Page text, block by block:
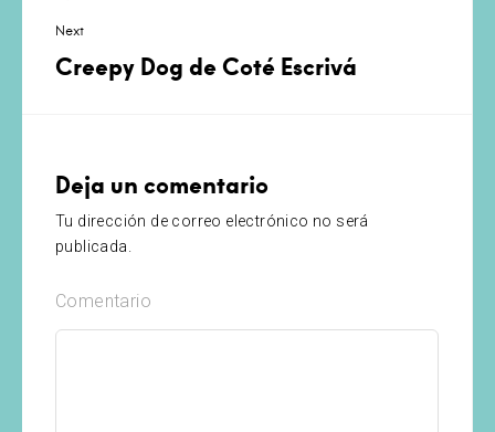
Next
Creepy Dog de Coté Escrivá
Deja un comentario
Tu dirección de correo electrónico no será
publicada.
Comentario